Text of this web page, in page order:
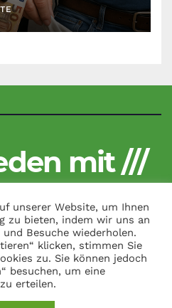
mit ///
/// All Rights Reserved. |Theme:
vonThemeansar
unserer Website, um Ihnen
zu bieten, indem wir uns an
Besuche wiederholen.
klicken, stimmen Sie
zu. Sie können jedoch
besuchen, um eine
erteilen.